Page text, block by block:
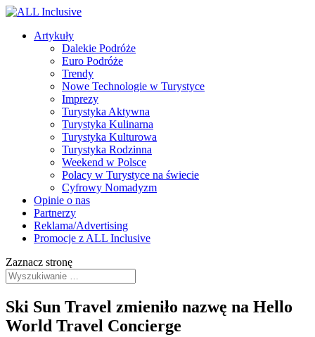
Artykuły
Dalekie Podróże
Euro Podróże
Trendy
Nowe Technologie w Turystyce
Imprezy
Turystyka Aktywna
Turystyka Kulinarna
Turystyka Kulturowa
Turystyka Rodzinna
Weekend w Polsce
Polacy w Turystyce na świecie
Cyfrowy Nomadyzm
Opinie o nas
Partnerzy
Reklama/Advertising
Promocje z ALL Inclusive
Zaznacz stronę
Ski Sun Travel zmieniło nazwę na Hello
World Travel Concierge